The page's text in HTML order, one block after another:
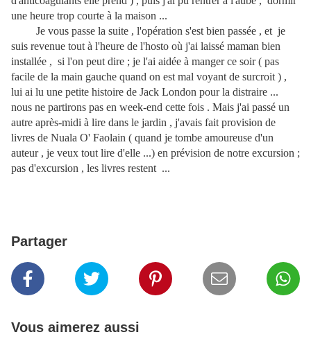
une heure trop courte à la maison ...
Je vous passe la suite , l'opération s'est bien passée , et je
suis revenue tout à l'heure de l'hosto où j'ai laissé maman bien
installée , si l'on peut dire ; je l'ai aidée à manger ce soir ( pas
facile de la main gauche quand on est mal voyant de surcroit ) ,
lui ai lu une petite histoire de Jack London pour la distraire ...
nous ne partirons pas en week-end cette fois . Mais j'ai passé un
autre après-midi à lire dans le jardin , j'avais fait provision de
livres de Nuala O' Faolain ( quand je tombe amoureuse d'un
auteur , je veux tout lire d'elle ...) en prévision de notre excursion ;
pas d'excursion , les livres restent ...
Partager
Vous aimerez aussi